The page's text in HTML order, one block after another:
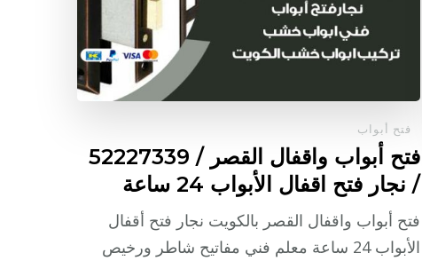
فتح أبواب
فتح أبواب واقفال القصر / 52227339
/ نجار فتح اقفال الأبواب 24 ساعة
فتح أبواب واقفال القصر بالكويت نجار فتح أقفال
الأبواب 24 ساعة معلم فني مفاتيح شاطر ورخيص